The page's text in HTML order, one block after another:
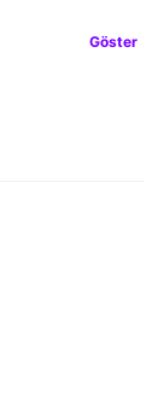
Göster